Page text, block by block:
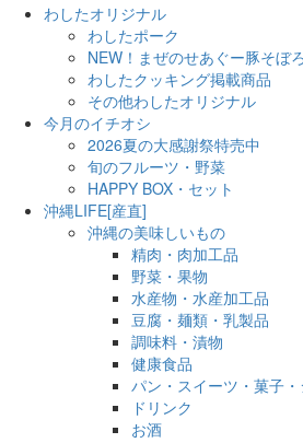
わしたオリジナル
わしたポーク
NEW！まぜのせあぐー豚そぼろ
わしたクッキング掲載商品
その他わしたオリジナル
今月のイチオシ
2026夏の大感謝祭特売中
旬のフルーツ・野菜
HAPPY BOX・セット
沖縄LIFE[産直]
沖縄の美味しいもの
精肉・肉加工品
野菜・果物
水産物・水産加工品
豆腐・麺類・乳製品
調味料・漬物
健康食品
パン・スイーツ・菓子
ドリンク
お酒